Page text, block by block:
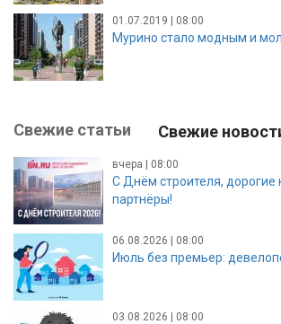
01.07.2019 | 08:00
Мурино стало модным и
Свежие статьи Свежие
вчера | 08:00
С Днём строителя, дорогие
партнёры!
06.08.2026 | 08:00
Июль без премьер:
03.08.2026 | 08:00